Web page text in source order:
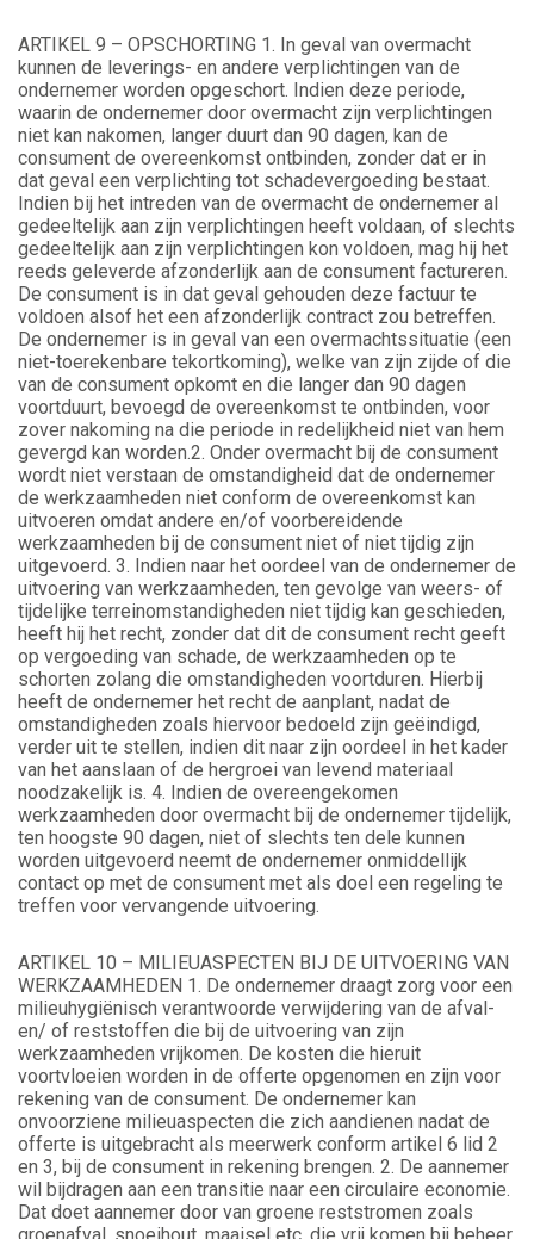
ARTIKEL 9 – OPSCHORTING 1. In geval van overmacht
kunnen de leverings- en andere verplichtingen van de
ondernemer worden opgeschort. Indien deze periode,
waarin de ondernemer door overmacht zijn verplichtingen
niet kan nakomen, langer duurt dan 90 dagen, kan de
consument de overeenkomst ontbinden, zonder dat er in
dat geval een verplichting tot schadevergoeding bestaat.
Indien bij het intreden van de overmacht de ondernemer al
gedeeltelijk aan zijn verplichtingen heeft voldaan, of slechts
gedeeltelijk aan zijn verplichtingen kon voldoen, mag hij het
reeds geleverde afzonderlijk aan de consument factureren.
De consument is in dat geval gehouden deze factuur te
voldoen alsof het een afzonderlijk contract zou betreffen.
De ondernemer is in geval van een overmachtssituatie (een
niet-toerekenbare tekortkoming), welke van zijn zijde of die
van de consument opkomt en die langer dan 90 dagen
voortduurt, bevoegd de overeenkomst te ontbinden, voor
zover nakoming na die periode in redelijkheid niet van hem
gevergd kan worden.2. Onder overmacht bij de consument
wordt niet verstaan de omstandigheid dat de ondernemer
de werkzaamheden niet conform de overeenkomst kan
uitvoeren omdat andere en/of voorbereidende
werkzaamheden bij de consument niet of niet tijdig zijn
uitgevoerd. 3. Indien naar het oordeel van de ondernemer de
uitvoering van werkzaamheden, ten gevolge van weers- of
tijdelijke terreinomstandigheden niet tijdig kan geschieden,
heeft hij het recht, zonder dat dit de consument recht geeft
op vergoeding van schade, de werkzaamheden op te
schorten zolang die omstandigheden voortduren. Hierbij
heeft de ondernemer het recht de aanplant, nadat de
omstandigheden zoals hiervoor bedoeld zijn geëindigd,
verder uit te stellen, indien dit naar zijn oordeel in het kader
van het aanslaan of de hergroei van levend materiaal
noodzakelijk is. 4. Indien de overeengekomen
werkzaamheden door overmacht bij de ondernemer tijdelijk,
ten hoogste 90 dagen, niet of slechts ten dele kunnen
worden uitgevoerd neemt de ondernemer onmiddellijk
contact op met de consument met als doel een regeling te
treffen voor vervangende uitvoering.
ARTIKEL 10 – MILIEUASPECTEN BIJ DE UITVOERING VAN
WERKZAAMHEDEN 1. De ondernemer draagt zorg voor een
milieuhygiënisch verantwoorde verwijdering van de afval-
en/ of reststoffen die bij de uitvoering van zijn
werkzaamheden vrijkomen. De kosten die hieruit
voortvloeien worden in de offerte opgenomen en zijn voor
rekening van de consument. De ondernemer kan
onvoorziene milieuaspecten die zich aandienen nadat de
offerte is uitgebracht als meerwerk conform artikel 6 lid 2
en 3, bij de consument in rekening brengen. 2. De aannemer
wil bijdragen aan een transitie naar een circulaire economie.
Dat doet aannemer door van groene reststromen zoals